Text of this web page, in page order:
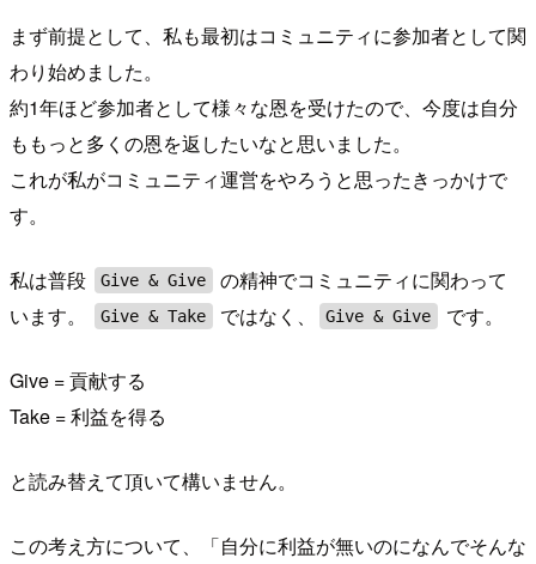
まず前提として、私も最初はコミュニティに参加者として関
わり始めました。
約1年ほど参加者として様々な恩を受けたので、今度は自分
ももっと多くの恩を返したいなと思いました。
これが私がコミュニティ運営をやろうと思ったきっかけで
す。
私は普段 Give & Give
の精神でコミュニティに関わって
います。
Give & Take ではなく、 Give & Give です。
Give = 貢献する
Take = 利益を得る
と読み替えて頂いて構いません。
この考え方について、「自分に利益が無いのになんでそんな